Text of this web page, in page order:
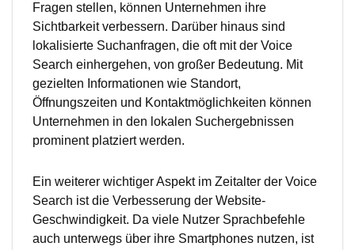
Fragen stellen, können Unternehmen ihre
Sichtbarkeit verbessern. Darüber hinaus sind
lokalisierte Suchanfragen, die oft mit der Voice
Search einhergehen, von großer Bedeutung. Mit
gezielten Informationen wie Standort,
Öffnungszeiten und Kontaktmöglichkeiten können
Unternehmen in den lokalen Suchergebnissen
prominent platziert werden.
Ein weiterer wichtiger Aspekt im Zeitalter der Voice
Search ist die Verbesserung der Website-
Geschwindigkeit. Da viele Nutzer Sprachbefehle
auch unterwegs über ihre Smartphones nutzen, ist